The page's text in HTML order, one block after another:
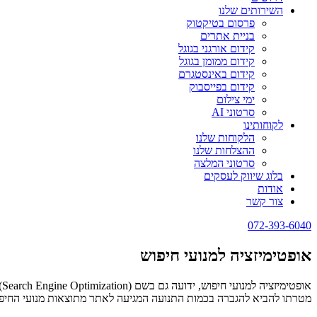
השירותים שלנו
פרסום בטיקטוק
בניית אתרים
קידום אורגני בגוגל
קידום ממומן בגוגל
קידום באינסטגרם
קידום בפייסבוק
ימי צילום
סרטוני AI
לקוחותינו
הלקוחות שלנו
ההצלחות שלנו
סרטוני המלצה
בלוג שיווק לעסקים
אודות
צור קשר
072-393-6040
אופטימיזציה למנועי חיפוש
מטרתו להביא להגברה בכמות התנועה המגיעה לאתר מתוצאות מנועי